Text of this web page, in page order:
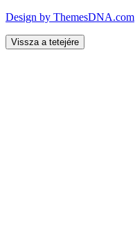
Design by ThemesDNA.com
Vissza a tetejére